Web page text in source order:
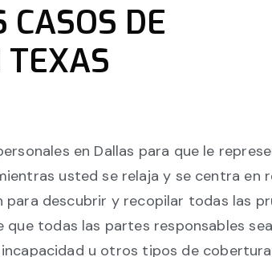
CASOS DE
TEXAS
en Dallas para que le
usted se relaja y se centra en
descubrir y recopilar todas las
todas las partes responsables
u otros tipos de